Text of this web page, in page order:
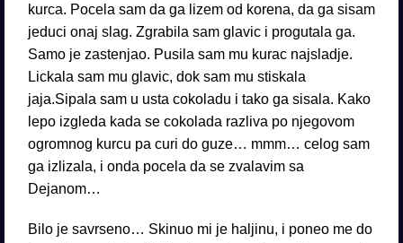
kurca. Pocela sam da ga lizem od korena, da ga sisam
jeduci onaj slag. Zgrabila sam glavic i progutala ga.
Samo je zastenjao. Pusila sam mu kurac najsladje.
Lickala sam mu glavic, dok sam mu stiskala
jaja.Sipala sam u usta cokoladu i tako ga sisala. Kako
lepo izgleda kada se cokolada razliva po njegovom
ogromnog kurcu pa curi do guze… mmm… celog sam
ga izlizala, i onda pocela da se zvalavim sa
Dejanom…
Bilo je savrseno… Skinuo mi je haljinu, i poneo me do